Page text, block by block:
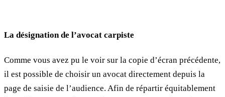
La désignation de l’avocat carpiste
Comme vous avez pu le voir sur la copie d’écran précédente,
il est possible de choisir un avocat directement depuis la
page de saisie de l’audience. Afin de répartir équitablement